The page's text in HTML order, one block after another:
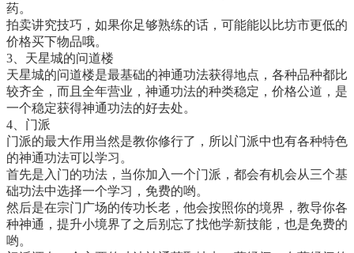
药。
拍卖讲究技巧，如果你足够熟练的话，可能能以比坊市更低的
价格买下物品哦。
3、天星城的问道楼
天星城的问道楼是最基础的神通功法获得地点，各种品种都比
较齐全，而且全年营业，神通功法的种类稳定，价格公道，是
一个稳定获得神通功法的好去处。
4、门派
门派的最大作用当然是教你修行了，所以门派中也有各种特色
的神通功法可以学习。
首先是入门的功法，当你加入一个门派，都会有机会从三个基
础功法中选择一个学习，免费的哟。
然后是在宗门广场的传功长老，他会按照你的境界，教导你各
种神通，提升小境界了之后别忘了找他学新技能，也是免费的
哟。